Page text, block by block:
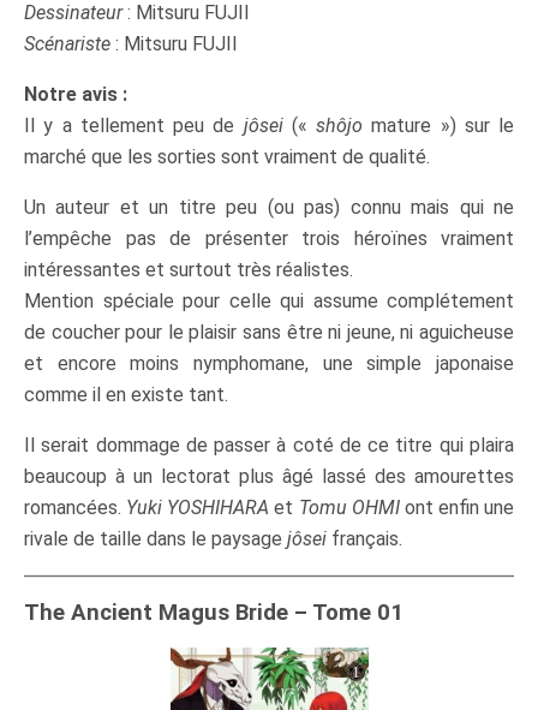
Dessinateur: Mitsuru FUJII
Scénariste : Mitsuru FUJII
Notre avis :
Il y a tellement peu de jôsei(« shôjo mature ») sur le
marché que les sorties sont vraiment de qualité.
Un auteur et un titre peu (ou pas) connu mais qui ne
l’empêche pas de présenter trois héroïnes vraiment
intéressantes et surtout très réalistes.
Mention spéciale pour celle qui assume complétement
de coucher pour le plaisir sans être ni jeune, ni aguicheuse
et encore moins nymphomane, une simple japonaise
comme il en existe tant.
Il serait dommage de passer à coté de ce titre qui plaira
beaucoup à un lectorat plus âgé lassé des amourettes
romancées. Yuki YOSHIHARA et Tomu OHMIont enfin une
rivale de taille dans le paysage jôsei français.
The Ancient Magus Bride – Tome 01